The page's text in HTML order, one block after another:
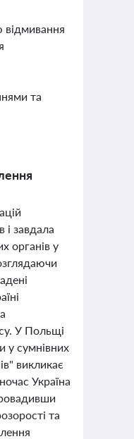
та
і завдала
органів у
У Польщі
у сумнівних
викликає
Україна
та